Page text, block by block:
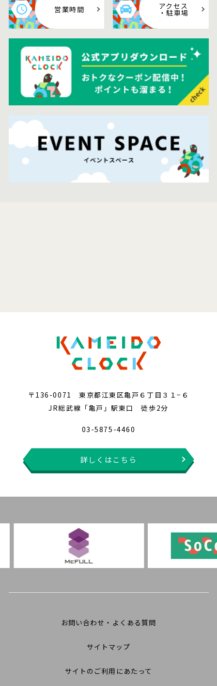
営業時間 アクセス
・駐車場
〒136-0071 東京都江東区亀戸６丁目３１−６
JR総武線「亀戸」駅東口 徒歩2分
03-5875-4460
詳しくはこちら
お問い合わせ・よくある質問
サイトマップ
サイトのご利用にあたって